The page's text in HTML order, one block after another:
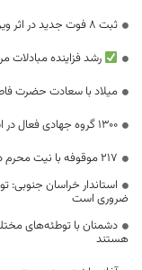
ثبت 8 فوت جدید در اثر ویروس کرونا در خراسان جنوبی
رشد فزاینده مبادلات
میلاد با سعادت حضرت
۱۳۰۰ گروه جهادی فعال در استان خراسان جنوبی وجود دارد
۲۱۷ موقوفه با نیت محرم در نهبندان ثبت شد
استاندار خراسان جنوبی:
ضروری است
دشمنان با توطئه‌های
هستند